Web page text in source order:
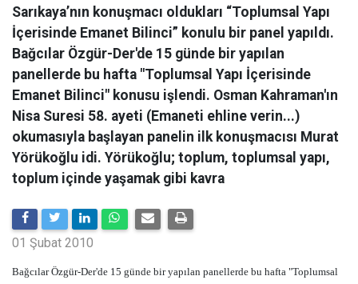
Sarıkaya’nın konuşmacı oldukları “Toplumsal Yapı
İçerisinde Emanet Bilinci” konulu bir panel yapıldı.
Bağcılar Özgür-Der'de 15 günde bir yapılan
panellerde bu hafta "Toplumsal Yapı İçerisinde
Emanet Bilinci" konusu işlendi. Osman Kahraman'ın
Nisa Suresi 58. ayeti (Emaneti ehline verin...)
okumasıyla başlayan panelin ilk konuşmacısı Murat
Yörükoğlu idi. Yörükoğlu; toplum, toplumsal yapı,
toplum içinde yaşamak gibi kavra
01 Şubat 2010
Bağcılar Özgür-Der'de 15 günde bir yapılan panellerde bu hafta "Toplumsal